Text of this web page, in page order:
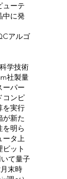
ューテ
中に発
アルゴ
学技術
社製量
ーパー
コンピ
を実行
が新た
を明ら
ータ上
ット
て量子
末時